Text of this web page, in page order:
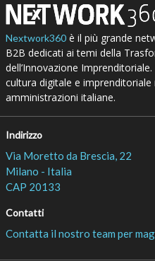
Nextwork360è il più grande
B2B dedicati ai temi della
dell’Innovazione
cultura digitale e imprenditoriale
amministrazioni italiane.
Indirizzo
Via Moretto da Brescia, 22
Milano - Italia
CAP 20133
Contatti
Contatta il nostro team per